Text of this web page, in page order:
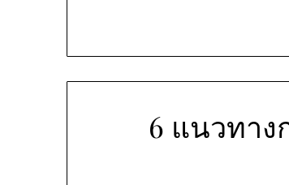
6 แนวทาง